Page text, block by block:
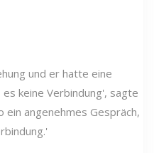
und er hatte eine
keine Verbindung', sagte
ein angenehmes Gespräch,